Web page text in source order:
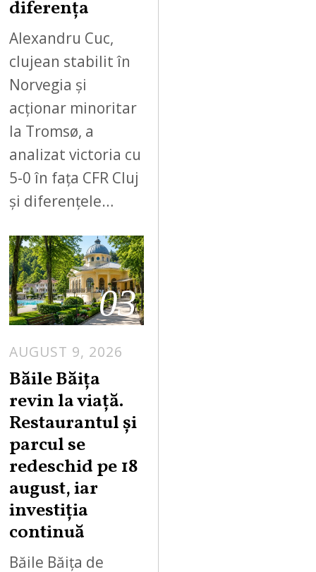
diferența
Alexandru Cuc,
clujean stabilit în
Norvegia și
acționar minoritar
la Tromsø, a
analizat victoria cu
5-0 în fața CFR Cluj
și diferențele…
03
AUGUST 9, 2026
S
9
Băile Băița
revin la viață.
Restaurantul și
parcul se
redeschid pe 18
august, iar
investiția
continuă
Băile Băița de